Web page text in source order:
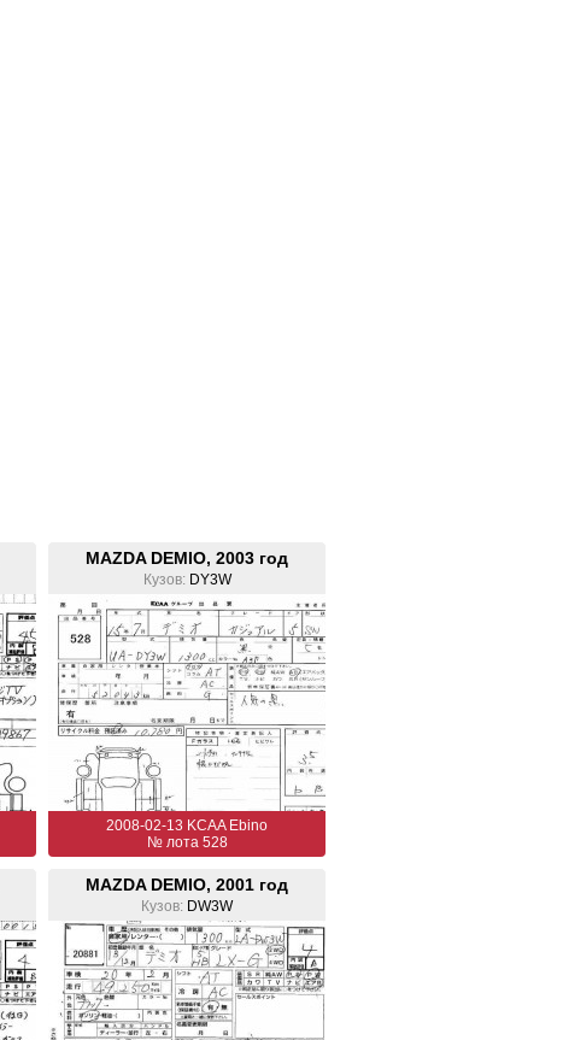
MAZDA DEMIO, 2003 год
Кузов:DY3W
2008-02-13 KCAA Ebino
№ лота 528
MAZDA DEMIO, 2001 год
Кузов: DW3W